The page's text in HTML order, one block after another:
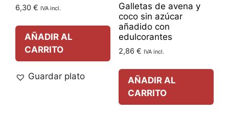
6,30 € IVA incl.
AÑADIR AL
CARRITO
Guardar plato
Galletas de avena y
coco sin azúcar
añadido con
edulcorantes
2,86 € IVA incl.
AÑADIR AL
CARRITO